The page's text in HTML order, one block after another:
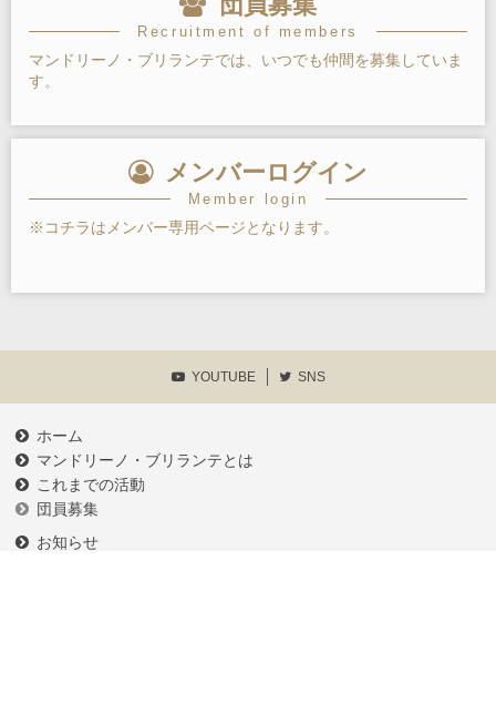
Recruitment of members
マンドリーノ・ブリランテでは、いつでも仲間を募集していま
す。
メンバーログイン
Member login
※コチラはメンバー専用ページとなります。
YOUTUBE SNS
ホーム
マンドリーノ・ブリランテとは
これまでの活動
団員募集
お知らせ